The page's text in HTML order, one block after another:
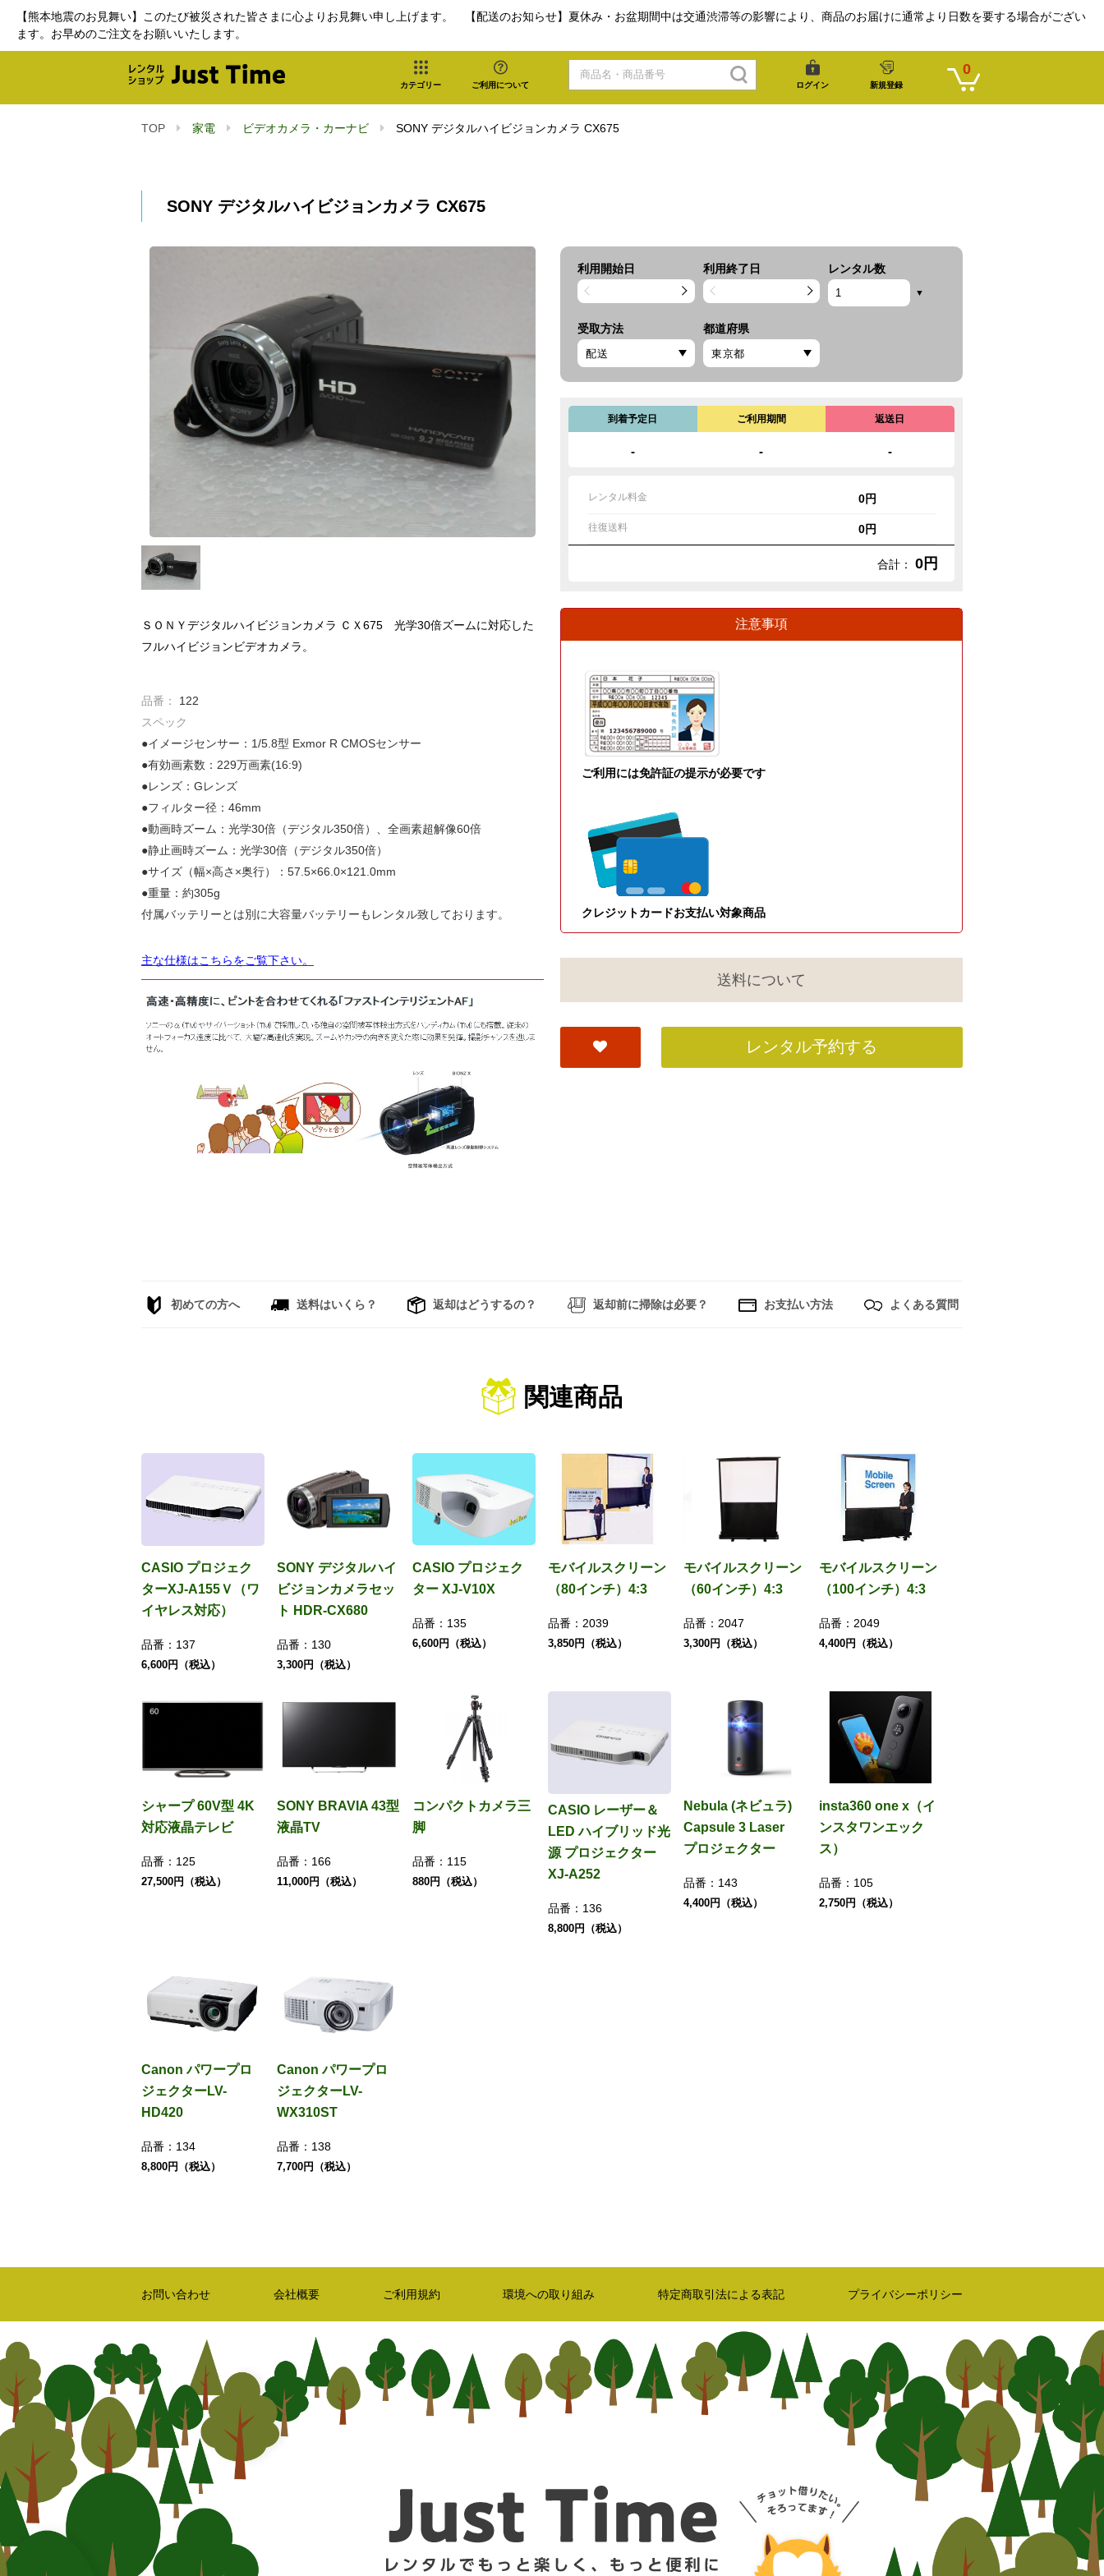
【熊本地震のお見舞い】このたび被災された皆さまに心よりお見舞い申し上げます。 【配送のお知らせ】夏休み・お盆期間中は交通渋滞等の影響により、商品のお届けに通常より日数を要する場合がござい
ます。お早めのご注文をお願いいたします。
カテゴリー ご利用について ログイン 新規登録
0
TOP 家電 ビデオカメラ・カーナビ SONY デジタルハイビジョンカメラ CX675
SONY デジタルハイビジョンカメラ CX675
ＳＯＮＹデジタルハイビジョンカメラ ＣＸ675 光学30倍ズームに対応した
フルハイビジョンビデオカメラ。
品番：
122
スペック
●イメージセンサー：1/5.8型 Exmor R CMOSセンサー
●有効画素数：229万画素(16:9)
●レンズ：Gレンズ
●フィルター径：46mm
●動画時ズーム：光学30倍（デジタル350倍）、全画素超解像60倍
●静止画時ズーム：光学30倍（デジタル350倍）
●サイズ（幅×高さ×奥行）：57.5×66.0×121.0mm
●重量：約305g
付属バッテリーとは別に大容量バッテリーもレンタル致しております。
主な仕様はこちらをご覧下さい。
利用開始日 利用終了日 レンタル数
受取方法 都道府県
到着予定日
-
ご利用期間
-
返送日
-
レンタル料金 0円
往復送料 0円
合計： 0円
注意事項
ご利用には免許証の提示が必要です
クレジットカードお支払い対象商品
送料について
レンタル予約する
初めての方へ 送料はいくら？ 返却はどうするの？ 返却前に掃除は必要？ お支払い方法 よくある質問
関連商品
CASIO プロジェク
ターXJ-A155Ｖ（ワ
イヤレス対応）
品番： 137
6,600円（税込）
SONY デジタルハイ
ビジョンカメラセッ
ト HDR-CX680
品番： 130
3,300円（税込）
CASIO プロジェク
ター XJ-V10X
品番： 135
6,600円（税込）
モバイルスクリーン
（80インチ）4:3
品番： 2039
3,850円（税込）
モバイルスクリーン
（60インチ）4:3
品番： 2047
3,300円（税込）
モバイルスクリーン
（100インチ）4:3
品番： 2049
4,400円（税込）
シャープ 60V型 4K
対応液晶テレビ
品番： 125
27,500円（税込）
SONY BRAVIA 43型
液晶TV
品番： 166
11,000円（税込）
コンパクトカメラ三
脚
品番： 115
880円（税込）
CASIO レーザー＆
LED ハイブリッド光
源 プロジェクター
XJ-A252
品番： 136
8,800円（税込）
Nebula (ネビュラ)
Capsule 3 Laser
プロジェクター
品番： 143
4,400円（税込）
insta360 one x（イ
ンスタワンエック
ス）
品番： 105
2,750円（税込）
Canon パワープロ
ジェクターLV-
HD420
品番： 134
8,800円（税込）
Canon パワープロ
ジェクターLV-
WX310ST
品番： 138
7,700円（税込）
お問い合わせ 会社概要 ご利用規約 環境への取り組み 特定商取引法による表記 プライバシーポリシー